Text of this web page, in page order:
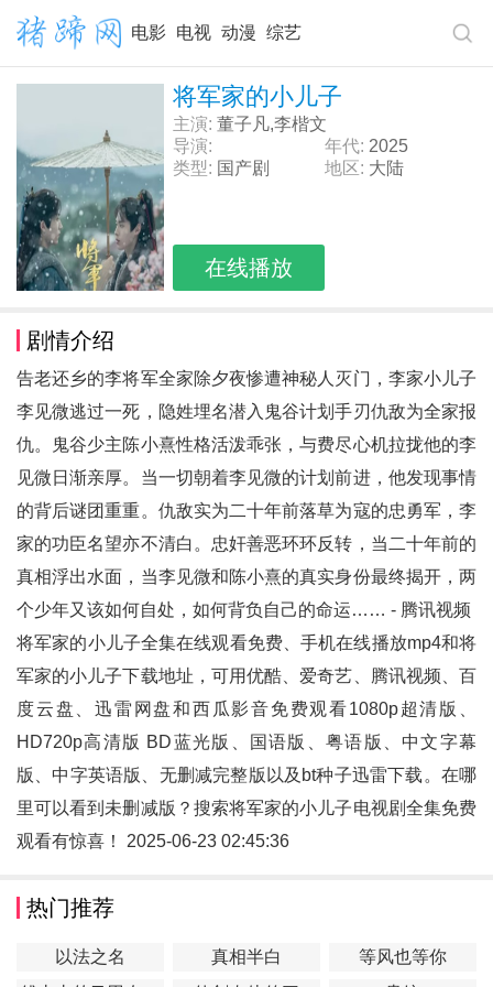
电影 电视 动漫 综艺
将军家的小儿子
主演: 董子凡,李楷文
导演:
年代: 2025
类型: 国产剧 地区: 大陆
在线播放
剧情介绍
告老还乡的李将军全家除夕夜惨遭神秘人灭门，李家小儿子
李见微逃过一死，隐姓埋名潜入鬼谷计划手刃仇敌为全家报
仇。鬼谷少主陈小熹性格活泼乖张，与费尽心机拉拢他的李
见微日渐亲厚。当一切朝着李见微的计划前进，他发现事情
的背后谜团重重。仇敌实为二十年前落草为寇的忠勇军，李
家的功臣名望亦不清白。忠奸善恶环环反转，当二十年前的
真相浮出水面，当李见微和陈小熹的真实身份最终揭开，两
个少年又该如何自处，如何背负自己的命运…… - 腾讯视频
将军家的小儿子全集在线观看免费、手机在线播放mp4和将
军家的小儿子下载地址，可用优酷、爱奇艺、腾讯视频、百
度云盘、迅雷网盘和西瓜影音免费观看1080p超清版、
HD720p高清版 BD蓝光版、国语版、粤语版、中文字幕
版、中字英语版、无删减完整版以及bt种子迅雷下载。在哪
里可以看到未删减版？搜索将军家的小儿子电视剧全集免费
观看有惊喜！ 2025-06-23 02:45:36
热门推荐
以法之名 真相半白
等风也等你